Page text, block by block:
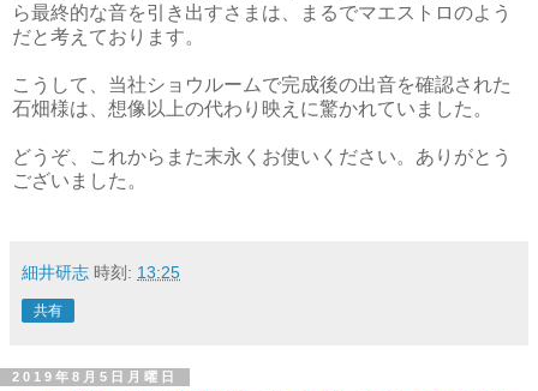
ら最終的な音を引き出すさまは、まるでマエストロのよう
だと考えております。
こうして、当社ショウルームで完成後の出音を確認された
石畑様は、想像以上の代わり映えに驚かれていました。
どうぞ、これからまた末永くお使いください。ありがとう
ございました。
細井研志 時刻: 13:25
共有
2019年8月5日月曜日